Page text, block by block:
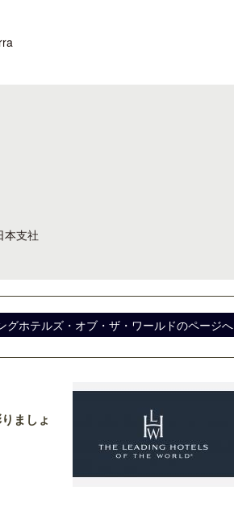
本支社
グホテルズ・オブ・ザ・ワールドのページへ
ましょ